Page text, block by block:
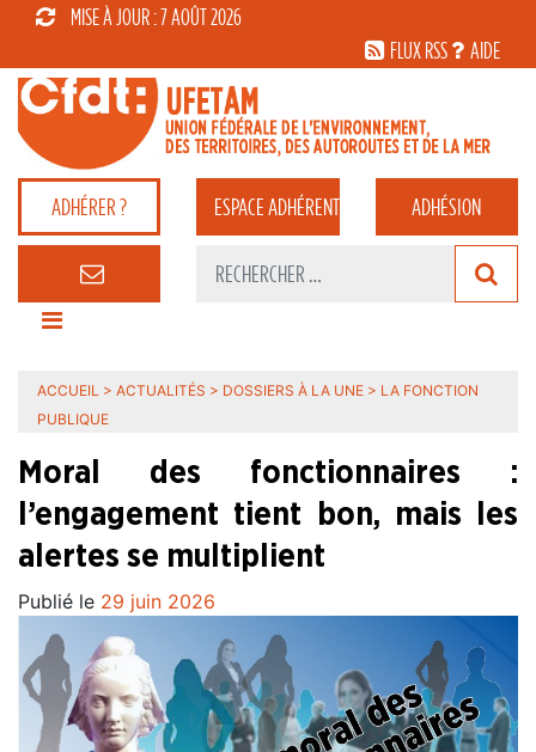
MISE À JOUR : 7 AOÛT 2026
FLUX RSS
AIDE
ADHÉRER ? ESPACEADHÉRENT ADHÉSION
ACCUEIL > ACTUALITÉS > DOSSIERS À LA UNE > LA FONCTION
PUBLIQUE
Moral des fonctionnaires :
l’engagement tient bon, mais les
alertes se multiplient
Publié le 29 juin 2026